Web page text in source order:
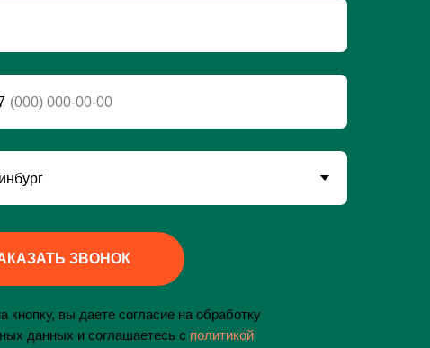
ЗВОНОК
кнопку, вы даете согласие на обработку
данных и соглашаетесь c политикой